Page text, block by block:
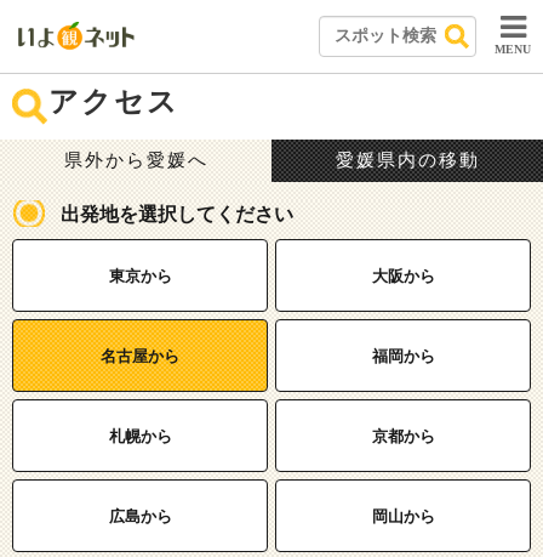
MENU
アクセス
県外から愛媛へ 愛媛県内の移動
出発地を選択してください
東京から 大阪から
名古屋から 福岡から
札幌から 京都から
広島から 岡山から